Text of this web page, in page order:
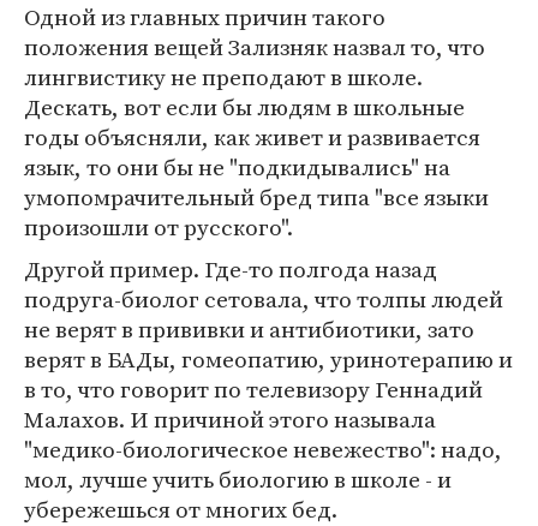
Одной из главных причин такого
положения вещей Зализняк назвал то, что
лингвистику не преподают в школе.
Дескать, вот если бы людям в школьные
годы объясняли, как живет и развивается
язык, то они бы не "подкидывались" на
умопомрачительный бред типа "все языки
произошли от русского".
Другой пример. Где-то полгода назад
подруга-биолог сетовала, что толпы людей
не верят в прививки и антибиотики, зато
верят в БАДы, гомеопатию, уринотерапию и
в то, что говорит по телевизору Геннадий
Малахов. И причиной этого называла
"медико-биологическое невежество": надо,
мол, лучше учить биологию в школе - и
убережешься от многих бед.